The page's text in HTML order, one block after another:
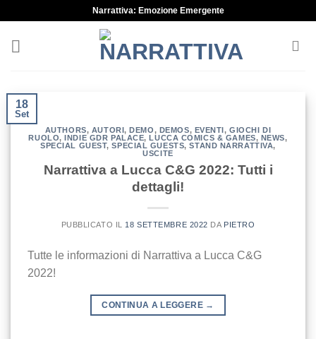
content
Narrattiva: Emozione Emergente
18
Set
AUTHORS, AUTORI,DEMO, DEMOS, EVENTI,GIOCHI DI
RUOLO,INDIE GDR PALACE,LUCCA COMICS & GAMES, NEWS,
SPECIAL GUEST,SPECIAL GUESTS,STAND NARRATTIVA,
USCITE
Narrattiva a Lucca C&G 2022: Tutti i
dettagli!
PUBBLICATO IL 18 SETTEMBRE 2022 DA PIETRO
Tutte le informazioni di Narrattiva a Lucca C&G
2022!
CONTINUA A LEGGERE →